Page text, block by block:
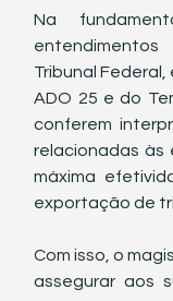
Na
Tribunal
ADO 25 e do
conferem
relacionadas às
máxima
exportação de
Com isso, o
assegurar aos